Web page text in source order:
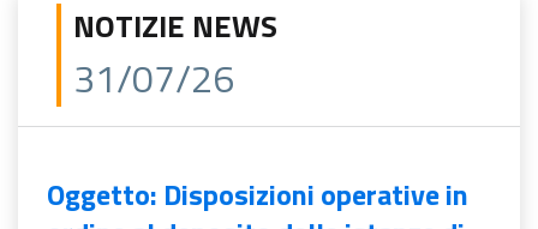
NOTIZIE NEWS
31/07/26
Oggetto: Disposizioni operative in